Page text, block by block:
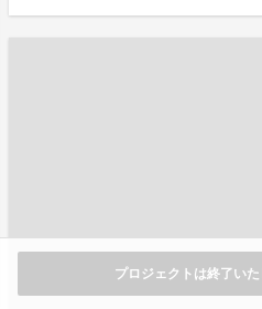
プロジェクトは終了い